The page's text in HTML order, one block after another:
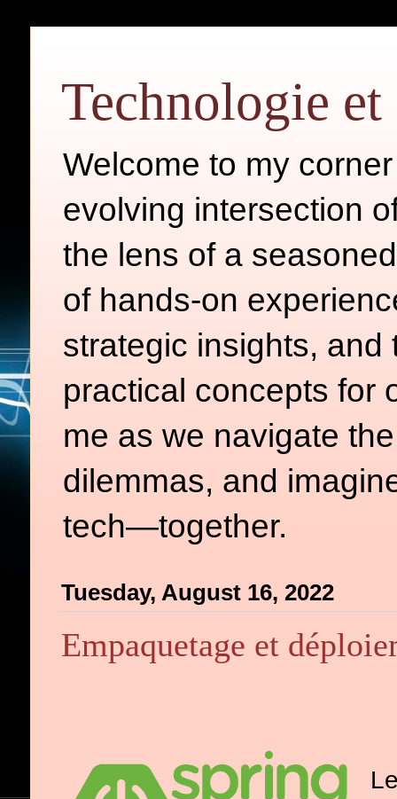
Technologie et
Welcome to my
evolving intersection
the lens of a
of hands-on
strategic insights,
practical concepts for
me as we navigate
dilemmas, and
tech—together.
Tuesday, August 16, 2022
Empaquetage et